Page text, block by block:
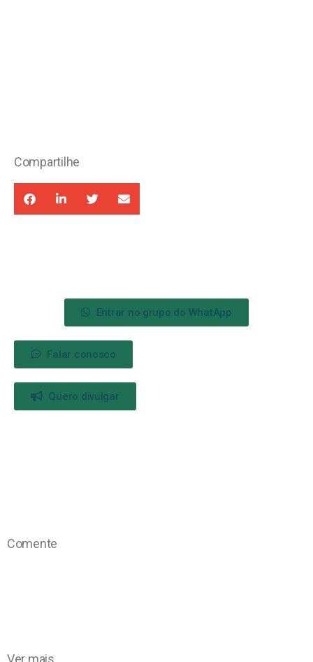
Compartilhe
Entrar no grupo do WhatApp
Falar conosco
Quero divulgar
Comente
Ver mais